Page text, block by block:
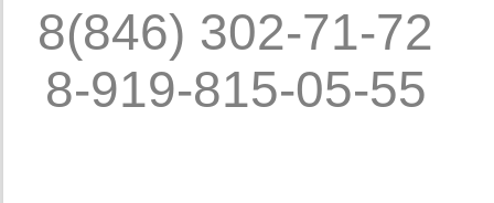
8(846) 302-71-72
8-919-815-05-55